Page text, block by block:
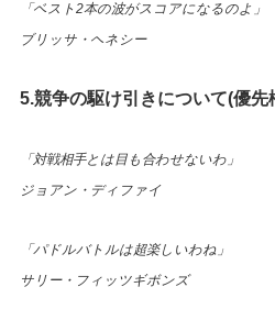
「ベスト2本の波がスコアになるのよ」
ブリッサ・ヘネシー
5.競争の駆け引きについて(優
「対戦相手とは目も合わせないわ」
ジョアン・ディファイ
「パドルバトルは超楽しいわね」
サリー・フィッツギボンズ